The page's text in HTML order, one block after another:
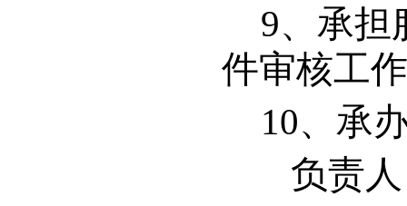
9、承担
件审核工
10、承
负责人